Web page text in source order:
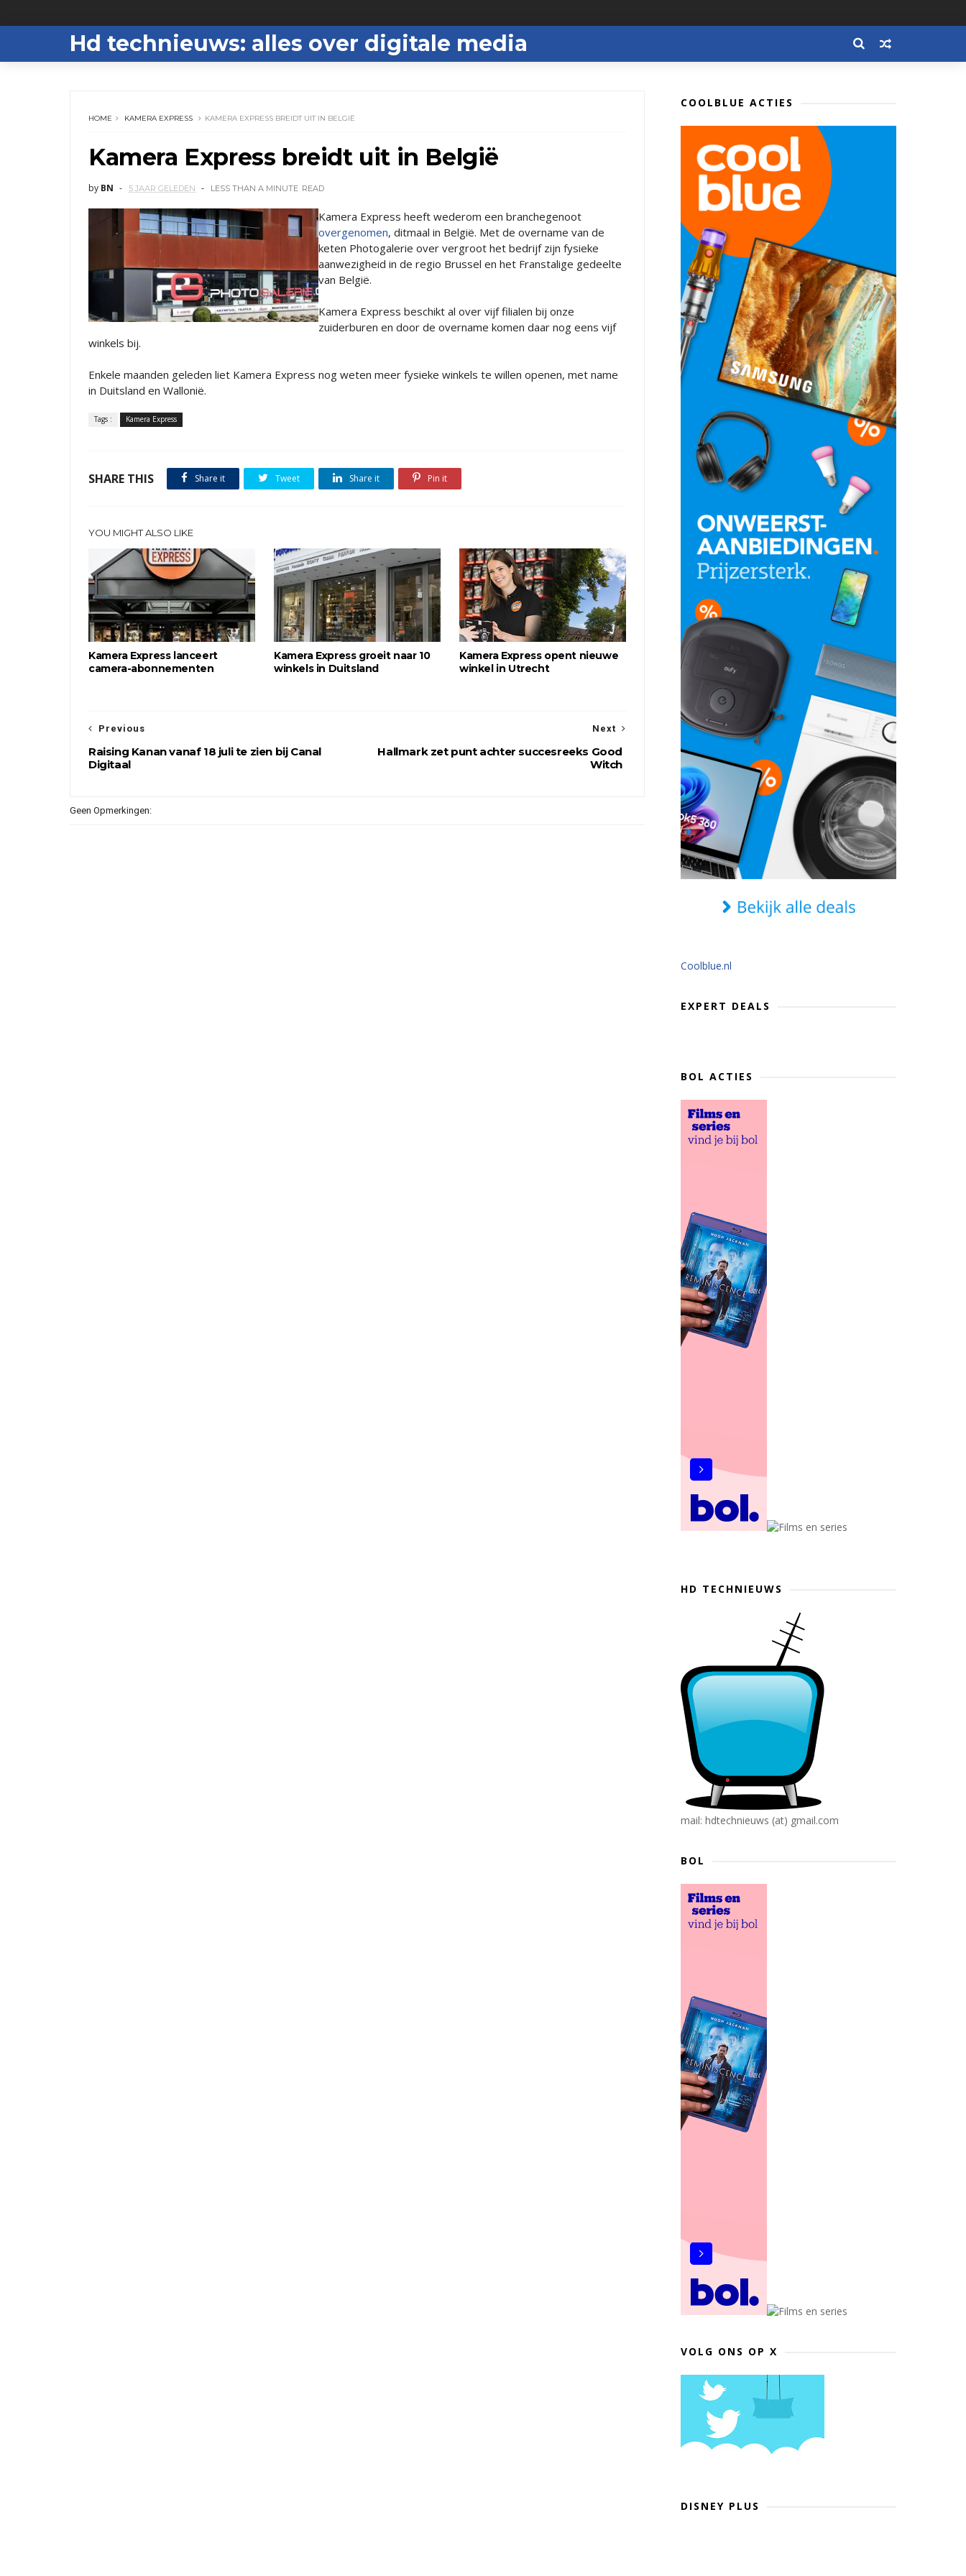
Hd technieuws: alles over digitale media
HOME KAMERA EXPRESS KAMERA EXPRESS BREIDT UIT IN BELGIË
Kamera Express breidt uit in België
by BN 5 JAAR GELEDEN LESS THAN A MINUTE READ
Kamera Express heeft wederom een branchegenoot
overgenomen, ditmaal in België. Met de overname van de
keten Photogalerie over vergroot het bedrijf zijn fysieke
aanwezigheid in de regio Brussel en het Franstalige gedeelte
van België.
Kamera Express beschikt al over vijf filialen bij onze
zuiderburen en door de overname komen daar nog eens vijf
winkels bij.
Enkele maanden geleden liet Kamera Express nog weten meer fysieke winkels te willen openen, met name
in Duitsland en Wallonië.
Tags : Kamera Express
SHARE THIS Share it Tweet Share it Pin it
YOU MIGHT ALSO LIKE
Kamera Express lanceert
camera-abonnementen
Kamera Express groeit naar 10
winkels in Duitsland
Kamera Express opent nieuwe
winkel in Utrecht
Next
Hallmark zet punt achter succesreeks Good
Witch
Previous
Raising Kanan vanaf 18 juli te zien bij Canal
Digitaal
Geen Opmerkingen:
COOLBLUE ACTIES
Coolblue.nl
EXPERT DEALS
BOL ACTIES
HD TECHNIEUWS
mail: hdtechnieuws (at) gmail.com
BOL
VOLG ONS OP X
DISNEY PLUS